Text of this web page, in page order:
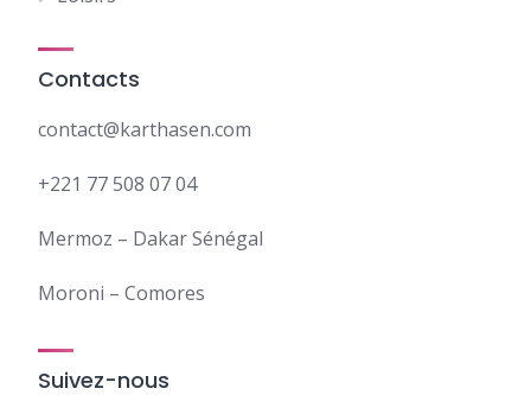
Contacts
contact@karthasen.com
+221 77 508 07 04
Mermoz – Dakar Sénégal
Moroni – Comores
Suivez-nous